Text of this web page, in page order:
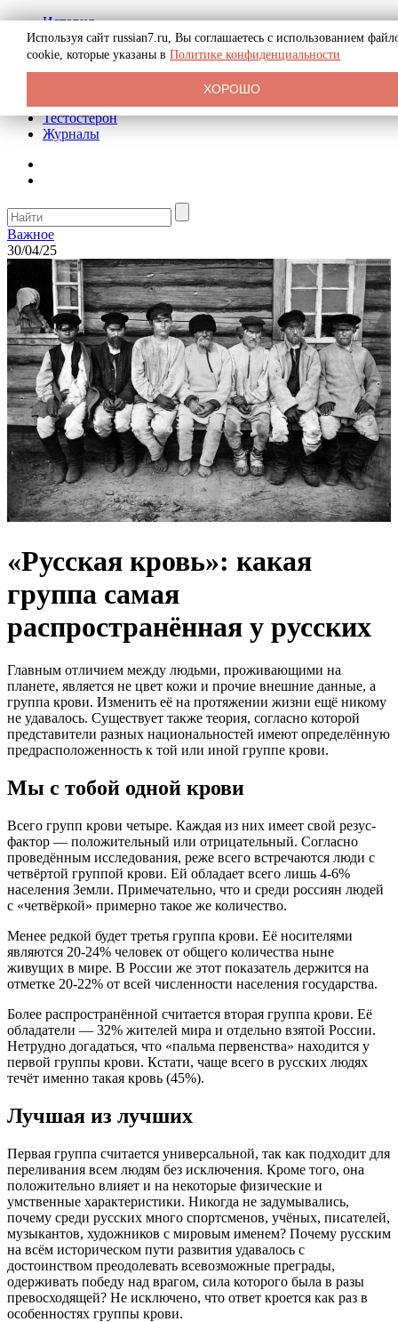
История
Биография
Криминал
Реклама на сайте
Тестостерон
Журналы
Важное
30/04/25
«Русская кровь»: какая
группа самая
распространённая у русских
Главным отличием между людьми, проживающими на
планете, является не цвет кожи и прочие внешние данные, а
группа крови. Изменить её на протяжении жизни ещё никому
не удавалось. Существует также теория, согласно которой
представители разных национальностей имеют определённую
предрасположенность к той или иной группе крови.
Мы с тобой одной крови
Всего групп крови четыре. Каждая из них имеет свой резус-
фактор — положительный или отрицательный. Согласно
проведённым исследования, реже всего встречаются люди с
четвёртой группой крови. Ей обладает всего лишь 4-6%
населения Земли. Примечательно, что и среди россиян людей
с «четвёркой» примерно такое же количество.
Менее редкой будет третья группа крови. Её носителями
являются 20-24% человек от общего количества ныне
живущих в мире. В России же этот показатель держится на
отметке 20-22% от всей численности населения государства.
Более распространённой считается вторая группа крови. Её
обладатели — 32% жителей мира и отдельно взятой России.
Нетрудно догадаться, что «пальма первенства» находится у
первой группы крови. Кстати, чаще всего в русских людях
течёт именно такая кровь (45%).
Лучшая из лучших
Первая группа считается универсальной, так как подходит для
переливания всем людям без исключения. Кроме того, она
положительно влияет и на некоторые физические и
умственные характеристики. Никогда не задумывались,
почему среди русских много спортсменов, учёных, писателей,
музыкантов, художников с мировым именем? Почему русским
на всём историческом пути развития удавалось с
достоинством преодолевать всевозможные преграды,
одерживать победу над врагом, сила которого была в разы
превосходящей? Не исключено, что ответ кроется как раз в
особенностях группы крови.
Используя сайт russian7.ru, Вы соглашаетесь с использованием
cookie, которые указаны в Политике конфиденциальности
ХОРОШО